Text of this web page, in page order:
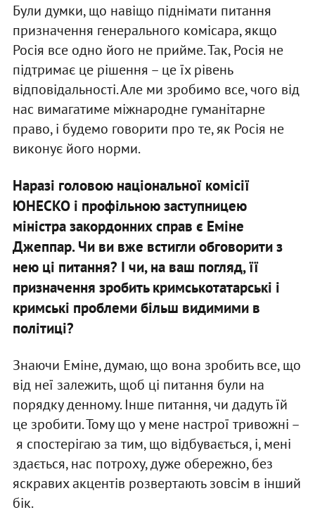
Були думки, що навіщо піднімати питання
призначення генерального комісара, якщо
Росія все одно його не прийме. Так, Росія не
підтримає це рішення – це їх рівень
відповідальності. Але ми зробимо все, чого від
нас вимагатиме міжнародне гуманітарне
право, і будемо говорити про те, як Росія не
виконує його норми.
Наразі головою національної комісії
ЮНЕСКО і профільною заступницею
міністра закордонних справ є Еміне
Джеппар. Чи ви вже встигли обговорити з
нею ці питання? І чи, на ваш погляд, її
призначення зробить кримськотатарські і
кримські проблеми більш видимими в
політиці?
Знаючи Еміне, думаю, що вона зробить все, що
від неї залежить, щоб ці питання були на
порядку денному. Інше питання, чи дадуть їй
це зробити. Тому що у мене настрої тривожні –
я спостерігаю за тим, що відбувається, і, мені
здається, нас потроху, дуже обережно, без
яскравих акцентів розвертають зовсім в інший
бік.